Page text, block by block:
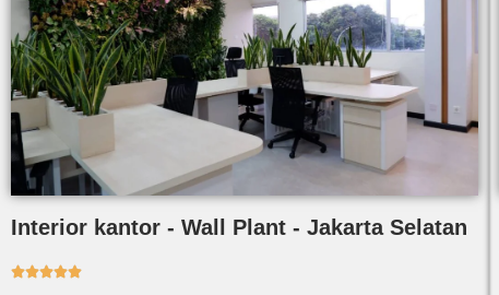
Interior kantor - Wall Plant - Jakarta Selatan
